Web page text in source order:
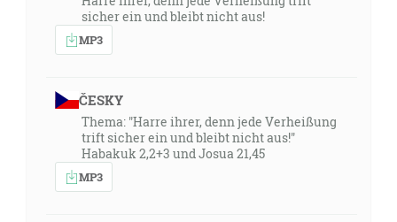
sicher ein und bleibt nicht aus!
MP3
ČESKY
Thema: "Harre ihrer, denn jede Verheißung
trift sicher ein und bleibt nicht aus!"
Habakuk 2,2+3 und Josua 21,45
MP3